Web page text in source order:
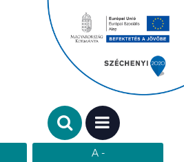
Keresendő szó:
MENÜ